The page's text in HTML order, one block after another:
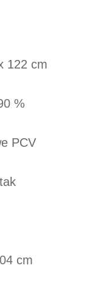
122 cm
%
PCV
cm